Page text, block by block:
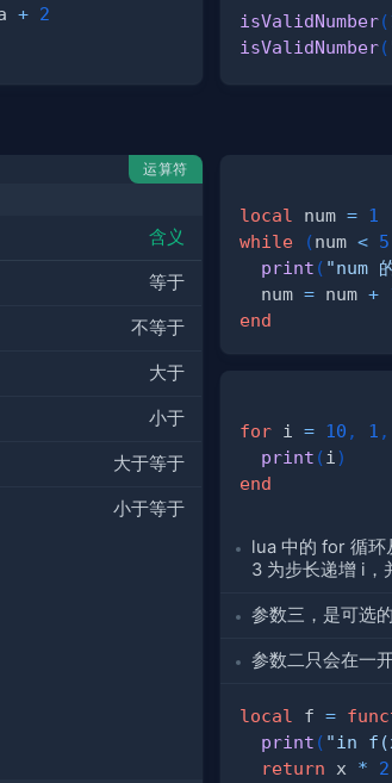
+ 2
isValidNumber(
isValidNumber(
运算符
含义
等于
不等于
大于
小于
大于等于
小于等于
local num = 1
while
(num < 5
print ( "num
  num
= num +
end
for i = 10 , 1 ,
print (i)
end
lua 中的 for 循环
3 为步长递增 i，
参数三，是可选
参数二只会在一
local f =
print ( "in
return x *
2